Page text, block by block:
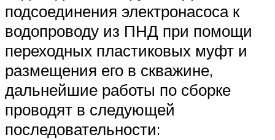
подсоединения электронасоса к
водопроводу из ПНД при помощи
переходных пластиковых муфт и
размещения его в скважине,
дальнейшие работы по сборке
проводят в следующей
последовательности: